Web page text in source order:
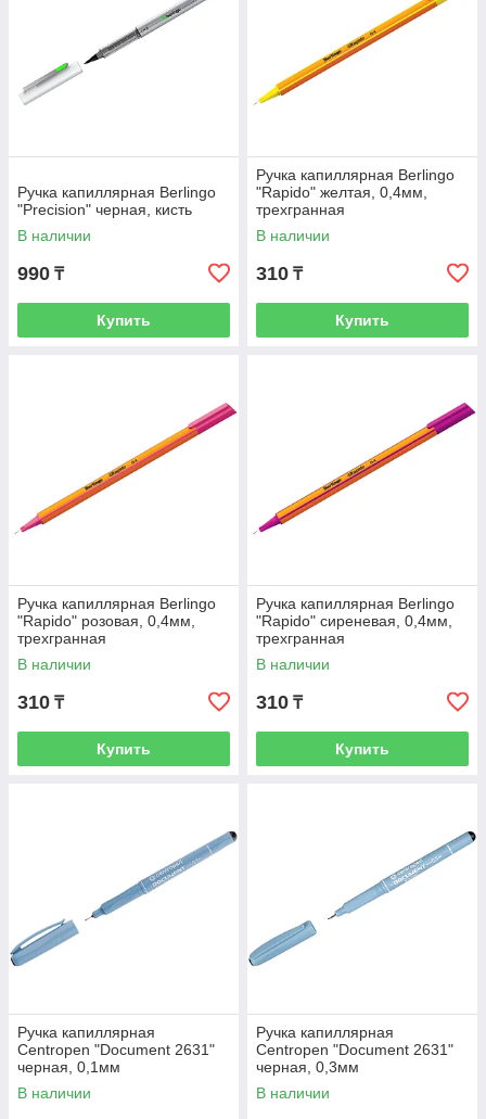
Ручка капиллярная Berlingo
"Precision" черная, кисть
В наличии
990 ₸
Купить
Ручка капиллярная Berlingo
"Rapido" желтая, 0,4мм,
трехгранная
В наличии
310 ₸
Купить
Ручка капиллярная Berlingo
"Rapido" розовая, 0,4мм,
трехгранная
В наличии
310 ₸
Купить
Ручка капиллярная Berlingo
"Rapido" сиреневая, 0,4мм,
трехгранная
В наличии
310 ₸
Купить
Ручка капиллярная
Centropen "Document 2631"
черная, 0,1мм
В наличии
Ручка капиллярная
Centropen "Document 2631"
черная, 0,3мм
В наличии